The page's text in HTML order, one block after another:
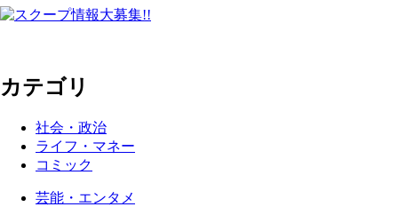
カテゴリ
社会・政治
ライフ・マネー
コミック
芸能・エンタメ